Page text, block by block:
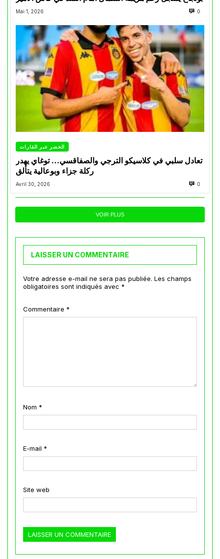
Mai 1, 2026 0
الخضر عبر القارات
تعادل سلبي في كلاسيكو الترجي والصفاقسي… توغاي يهدر
ركلة جزاء وبوعالية يتألق
Avril 30, 2026 0
VOIR PLUS
LAISSER UN COMMENTAIRE
Votre adresse e-mail ne sera pas publiée. Les champs
obligatoires sont indiqués avec *
Commentaire *
Nom *
E-mail *
Site web